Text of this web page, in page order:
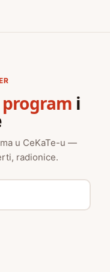
i
u CeKaTe-u —
radionice.